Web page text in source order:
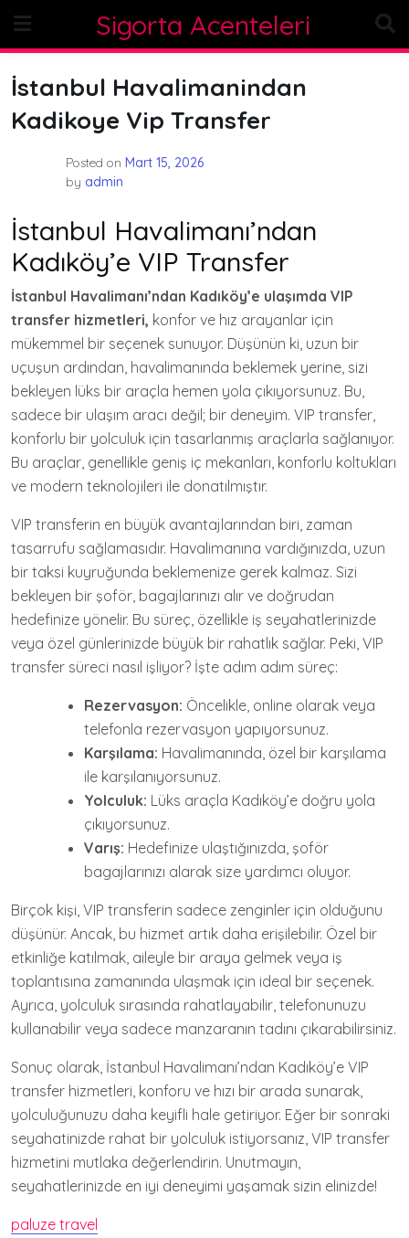
content
Sigorta Acenteleri
İstanbul Havalimanindan
Kadikoye Vip Transfer
Posted on Mart 15, 2026
by admin
İstanbul Havalimanı’ndan
Kadıköy’e VIP Transfer
İstanbul Havalimanı’ndan Kadıköy’e ulaşımda VIP
transfer hizmetleri, konfor ve hız arayanlar için
mükemmel bir seçenek sunuyor. Düşünün ki, uzun bir
uçuşun ardından, havalimanında beklemek yerine, sizi
bekleyen lüks bir araçla hemen yola çıkıyorsunuz. Bu,
sadece bir ulaşım aracı değil; bir deneyim. VIP transfer,
konforlu bir yolculuk için tasarlanmış araçlarla sağlanıyor.
Bu araçlar, genellikle geniş iç mekanları, konforlu koltukları
ve modern teknolojileri ile donatılmıştır.
VIP transferin en büyük avantajlarından biri, zaman
tasarrufu sağlamasıdır. Havalimanına vardığınızda, uzun
bir taksi kuyruğunda beklemenize gerek kalmaz. Sizi
bekleyen bir şoför, bagajlarınızı alır ve doğrudan
hedefinize yönelir. Bu süreç, özellikle iş seyahatlerinizde
veya özel günlerinizde büyük bir rahatlık sağlar. Peki, VIP
transfer süreci nasıl işliyor? İşte adım adım süreç:
Rezervasyon: Öncelikle, online olarak veya
telefonla rezervasyon yapıyorsunuz.
Karşılama: Havalimanında, özel bir karşılama
ile karşılanıyorsunuz.
Yolculuk: Lüks araçla Kadıköy’e doğru yola
çıkıyorsunuz.
Varış: Hedefinize ulaştığınızda, şoför
bagajlarınızı alarak size yardımcı oluyor.
Birçok kişi, VIP transferin sadece zenginler için olduğunu
düşünür. Ancak, bu hizmet artık daha erişilebilir. Özel bir
etkinliğe katılmak, aileyle bir araya gelmek veya iş
toplantısına zamanında ulaşmak için ideal bir seçenek.
Ayrıca, yolculuk sırasında rahatlayabilir, telefonunuzu
kullanabilir veya sadece manzaranın tadını çıkarabilirsiniz.
Sonuç olarak, İstanbul Havalimanı’ndan Kadıköy’e VIP
transfer hizmetleri, konforu ve hızı bir arada sunarak,
yolculuğunuzu daha keyifli hale getiriyor. Eğer bir sonraki
seyahatinizde rahat bir yolculuk istiyorsanız, VIP transfer
hizmetini mutlaka değerlendirin. Unutmayın,
seyahatlerinizde en iyi deneyimi yaşamak sizin elinizde!
paluze travel